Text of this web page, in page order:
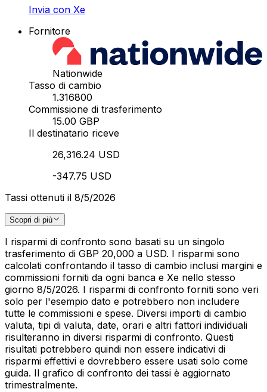
Invia con Xe
Fornitore
Nationwide
Tasso di cambio
1.316800
Commissione di trasferimento
15.00 GBP
Il destinatario riceve
26,316.24 USD
-347.75 USD
Tassi ottenuti il 8/5/2026
Scopri di più
I risparmi di confronto sono basati su un singolo
trasferimento di GBP 20,000 a USD. I risparmi sono
calcolati confrontando il tasso di cambio inclusi margini e
commissioni forniti da ogni banca e Xe nello stesso
giorno 8/5/2026. I risparmi di confronto forniti sono veri
solo per l'esempio dato e potrebbero non includere
tutte le commissioni e spese. Diversi importi di cambio
valuta, tipi di valuta, date, orari e altri fattori individuali
risulteranno in diversi risparmi di confronto. Questi
risultati potrebbero quindi non essere indicativi di
risparmi effettivi e dovrebbero essere usati solo come
guida. Il grafico di confronto dei tassi è aggiornato
trimestralmente.